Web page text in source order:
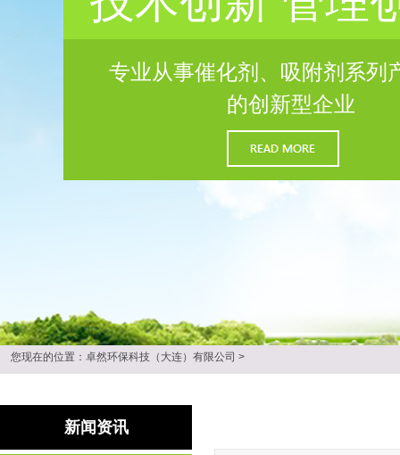
专业从事催化剂、吸附剂系列
的创新型企业
新闻资讯
您现在的位置： 卓然环保科技（大连）有限公司 >